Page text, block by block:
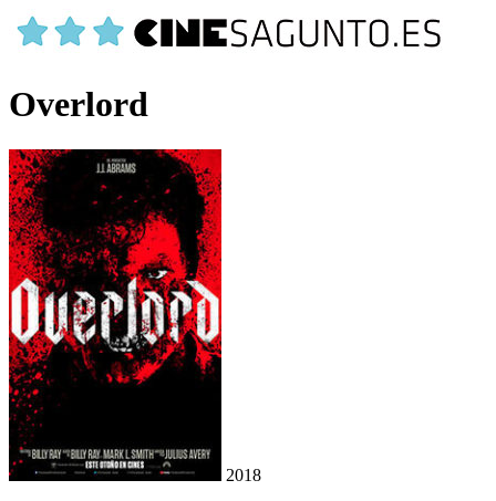
Overlord
2018